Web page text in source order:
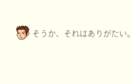
そうか、それはありがたい。